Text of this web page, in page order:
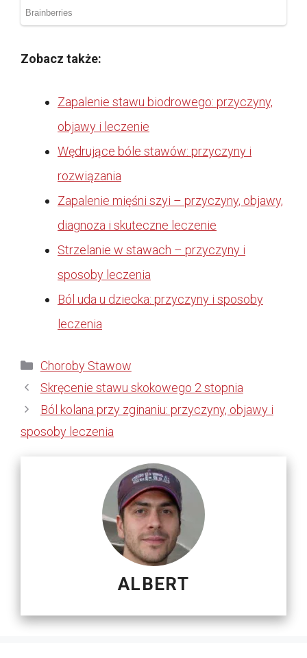
Zobacz także:
Zapalenie stawu biodrowego: przyczyny,
objawy i leczenie
Wędrujące bóle stawów: przyczyny i
rozwiązania
Zapalenie mięśni szyi – przyczyny, objawy,
diagnoza i skuteczne leczenie
Strzelanie w stawach – przyczyny i
sposoby leczenia
Ból uda u dziecka: przyczyny i sposoby
leczenia
Kategorie
Choroby Stawow
Skręcenie stawu skokowego 2 stopnia
Ból kolana przy zginaniu: przyczyny, objawy i
sposoby leczenia
ALBERT